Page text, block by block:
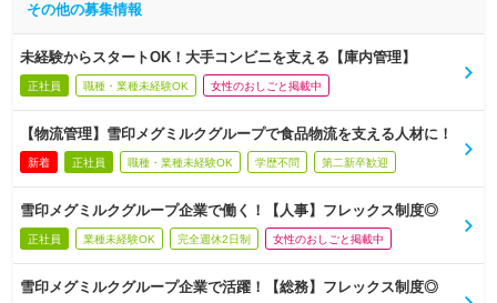
その他の募集情報
未経験からスタートOK！大手コンビニを支える【庫内管理】
正社員 職種・業種未経験OK 女性のおしごと掲載中
【物流管理】雪印メグミルクグループで食品物流を支える人材に！
新着 正社員 職種・業種未経験OK 学歴不問 第二新卒歓迎
雪印メグミルクグループ企業で働く！【人事】フレックス制度◎
正社員 業種未経験OK 完全週休2日制 女性のおしごと掲載中
雪印メグミルクグループ企業で活躍！【総務】フレックス制度◎